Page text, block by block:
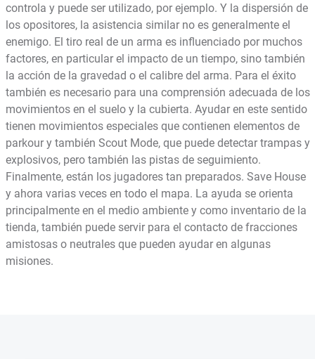
controla y puede ser utilizado, por ejemplo. Y la dispersión de
los opositores, la asistencia similar no es generalmente el
enemigo. El tiro real de un arma es influenciado por muchos
factores, en particular el impacto de un tiempo, sino también
la acción de la gravedad o el calibre del arma. Para el éxito
también es necesario para una comprensión adecuada de los
movimientos en el suelo y la cubierta. Ayudar en este sentido
tienen movimientos especiales que contienen elementos de
parkour y también Scout Mode, que puede detectar trampas y
explosivos, pero también las pistas de seguimiento.
Finalmente, están los jugadores tan preparados. Save House
y ahora varias veces en todo el mapa. La ayuda se orienta
principalmente en el medio ambiente y como inventario de la
tienda, también puede servir para el contacto de fracciones
amistosas o neutrales que pueden ayudar en algunas
misiones.